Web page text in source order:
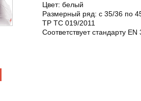
Цвет: белый
Размерный ряд: с 35/36 по
ТР ТС 019/2011
Cоответствует стандарту